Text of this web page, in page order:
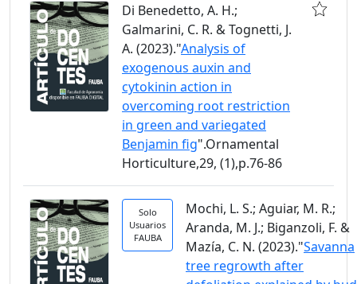
Di Benedetto, A. H.;
Galmarini, C. R. & Tognetti, J.
A. (2023)."Analysis of
exogenous auxin and
cytokinin action in
overcoming root restriction
in green and variegated
Benjamin fig".Ornamental
Horticulture,29, (1),p.76-86
Solo
Usuarios
FAUBA
Mochi, L. S.; Aguiar, M. R.;
Aranda, M. J.; Biganzoli, F. &
Mazía, C. N. (2023)."Savanna
tree regrowth after